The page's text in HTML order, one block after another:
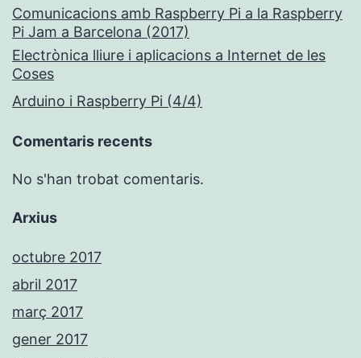
Comunicacions amb Raspberry Pi a la Raspberry
Pi Jam a Barcelona (2017)
Electrònica lliure i aplicacions a Internet de les
Coses
Arduino i Raspberry Pi (4/4)
Comentaris recents
No s'han trobat comentaris.
Arxius
octubre 2017
abril 2017
març 2017
gener 2017